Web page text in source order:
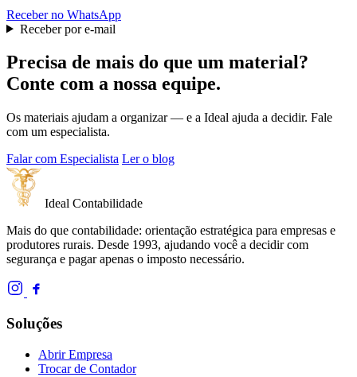
Receber no WhatsApp
Receber por e-mail
Precisa de mais do que um material?
Conte com a nossa equipe.
Os materiais ajudam a organizar — e a Ideal ajuda a decidir. Fale
com um especialista.
Falar com Especialista Ler o blog
Ideal Contabilidade
Mais do que contabilidade: orientação estratégica para empresas e
produtores rurais. Desde 1993, ajudando você a decidir com
segurança e pagar apenas o imposto necessário.
Soluções
Abrir Empresa
Trocar de Contador